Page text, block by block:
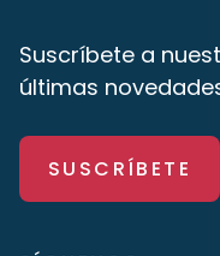
Suscríbete a
últimas
SUSCRÍBETE